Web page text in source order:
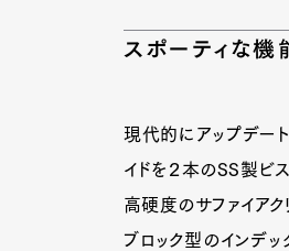
スポーティな機
現代的にアップデー
イドを２本のSS製ビ
高硬度のサファイアク
ブロック型のインデ